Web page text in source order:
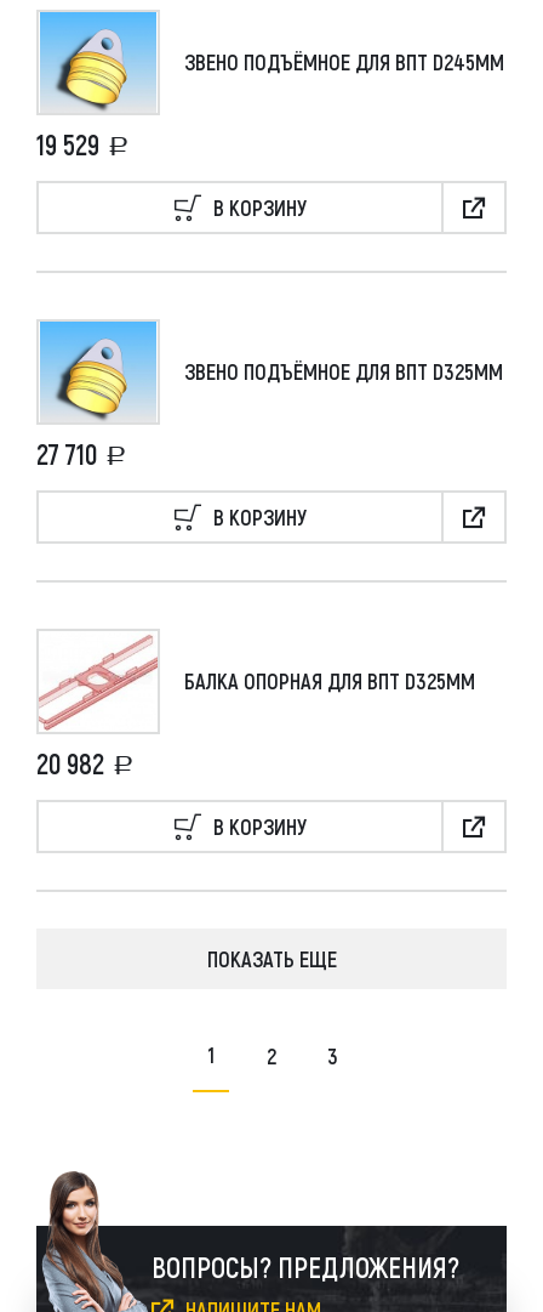
ЗВЕНО ПОДЪЁМНОЕ ДЛЯ ВПТ D245ММ
19 529
В КОРЗИНУ
ЗВЕНО ПОДЪЁМНОЕ ДЛЯ ВПТ D325ММ
27 710
В КОРЗИНУ
БАЛКА ОПОРНАЯ ДЛЯ ВПТ D325ММ
20 982
В КОРЗИНУ
ПОКАЗАТЬ ЕЩЕ
1 2 3
ВОПРОСЫ? ПРЕДЛОЖЕНИЯ?